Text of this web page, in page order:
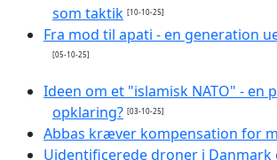
som taktik [10-10-25]
Fra mod til apati - en generation
[05-10-25]
Ideen om et "islamisk NATO" - en
opklaring? [03-10-25]
Abbas kræver kompensation for
Uidentificerede droner i Danmark